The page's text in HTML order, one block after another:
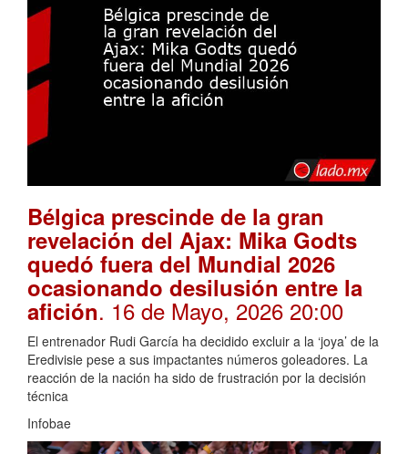
Bélgica prescinde de la gran
revelación del Ajax: Mika Godts
quedó fuera del Mundial 2026
ocasionando desilusión entre la
afición. 16 de Mayo, 2026 20:00
El entrenador Rudi García ha decidido excluir a la ‘joya’ de la
Eredivisie pese a sus impactantes números goleadores. La
reacción de la nación ha sido de frustración por la decisión
técnica
Infobae